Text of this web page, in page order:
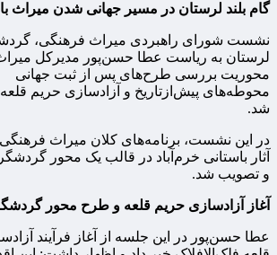
گام بلند لرستان در مسیر جهانی شدن میراث
نشست شورای راهبردی میراث فرهنگی،
لرستان به ریاست عطا حسن‌پور مدیرکل
محوریت بررسی طرح‌های پس از ثبت جهانی
محوطه‌های پیش‌ازتاریخ و آزادسازی حریم قلعه
شد.
در این نشست، برنامه‌های کلان میراث
آثار باستانی خرم‌آباد در قالب یک محور
و تصویب شد.
آغاز آزادسازی حریم قلعه و طرح محور
عطا حسن‌پور در این جلسه از آغاز فرآیند